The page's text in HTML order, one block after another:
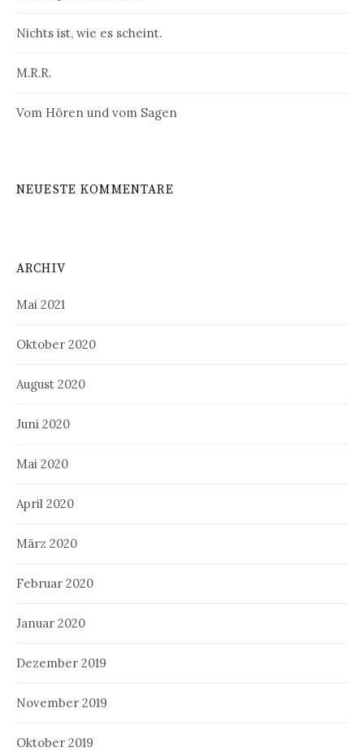
Nichts ist, wie es scheint.
M.R.R.
Vom Hören und vom Sagen
NEUESTE KOMMENTARE
ARCHIV
Mai 2021
Oktober 2020
August 2020
Juni 2020
Mai 2020
April 2020
März 2020
Februar 2020
Januar 2020
Dezember 2019
November 2019
Oktober 2019